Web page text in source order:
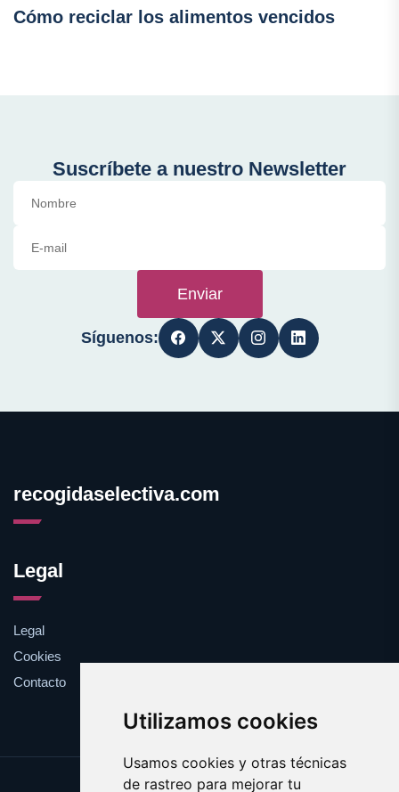
Utilizamos cookies
Usamos cookies y otras técnicas
de rastreo para mejorar tu
Cómo reciclar los alimentos vencidos
Suscríbete a nuestro Newsletter
Enviar
Síguenos:
recogidaselectiva.com
Legal
Legal
Cookies
Contacto
Update cookies preferences